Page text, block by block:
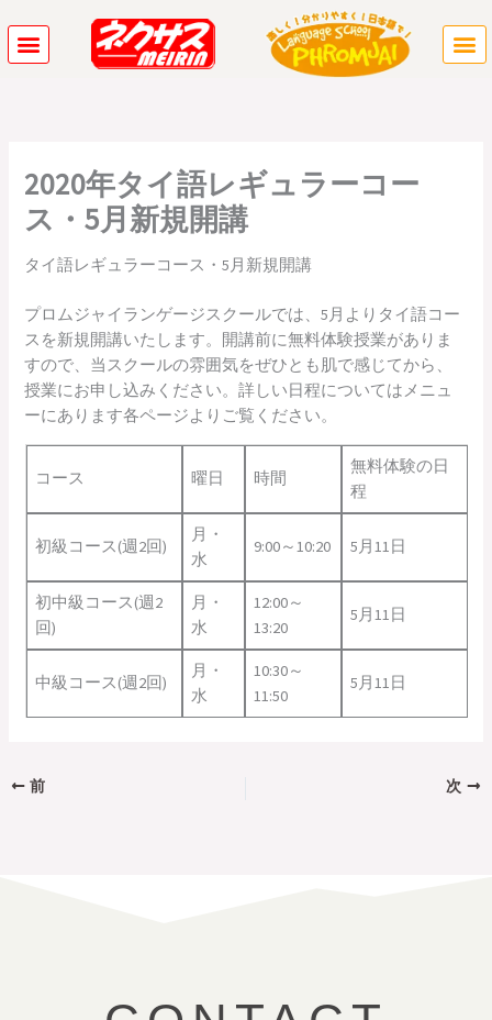
を
2020年タイ語レギュラーコー
ス・5月新規開講
タイ語レギュラーコース・5月新規開講
プロムジャイランゲージスクールでは、5月よりタイ語コー
スを新規開講いたします。開講前に無料体験授業がありま
すので、当スクールの雰囲気をぜひとも肌で感じてから、
授業にお申し込みください。詳しい日程についてはメニュ
ーにあります各ページよりご覧ください。
コース 曜日 時間
無料体験の日
程
初級コース(週2回)
月・
水
9:00～10:20 5月11日
初中級コース(週2
回)
月・
水
12:00～
13:20
5月11日
中級コース(週2回)
月・
水
10:30～
11:50
5月11日
前 次